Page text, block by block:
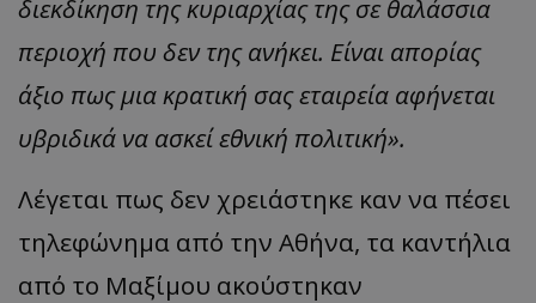
διεκδίκηση της κυριαρχίας της σε θαλάσσια
περιοχή που δεν της ανήκει. Είναι απορίας
άξιο πως μια κρατική σας εταιρεία αφήνεται
υβριδικά να ασκεί εθνική πολιτική».
Λέγεται πως δεν χρειάστηκε καν να πέσει
τηλεφώνημα από την Αθήνα, τα καντήλια
από το Μαξίμου ακούστηκαν